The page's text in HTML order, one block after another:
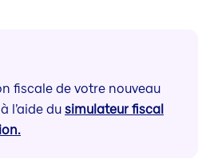
fiscale de votre nouveau
l’aide dusimulateur fiscal